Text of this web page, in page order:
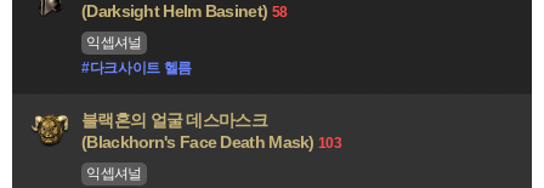
(Darksight Helm Basinet) 58
익셉셔널
#다크사이트 헬름
블랙혼의 얼굴 데스마스크
(Blackhorn's Face Death Mask) 103
익셉셔널